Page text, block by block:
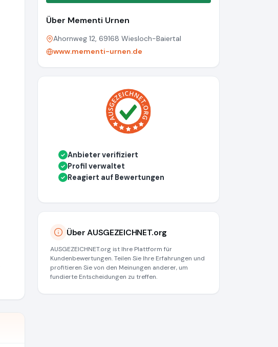
Über Mementi Urnen
Ahornweg 12, 69168 Wiesloch-Baiertal
www.mementi-urnen.de
✓ Anbieter verifiziert
✓ Profil verwaltet
✓ Reagiert auf Bewertungen
Über AUSGEZEICHNET.org
AUSGEZEICHNET.org ist Ihre Plattform für
Kundenbewertungen. Teilen Sie Ihre Erfahrungen und
profitieren Sie von den Meinungen anderer, um
fundierte Entscheidungen zu treffen.